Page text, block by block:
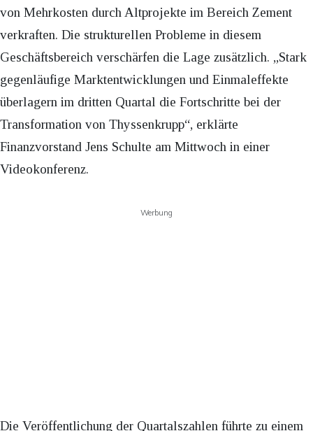
von Mehrkosten durch Altprojekte im Bereich Zement
verkraften. Die strukturellen Probleme in diesem
Geschäftsbereich verschärfen die Lage zusätzlich. „Stark
gegenläufige Marktentwicklungen und Einmaleffekte
überlagern im dritten Quartal die Fortschritte bei der
Transformation von Thyssenkrupp“, erklärte
Finanzvorstand Jens Schulte am Mittwoch in einer
Videokonferenz.
Werbung
Die Veröffentlichung der Quartalszahlen führte zu einem